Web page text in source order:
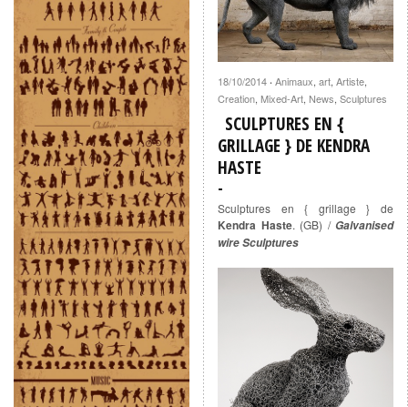
18/10/2014 · Animaux, art, Artiste,
Creation, Mixed-Art, News, Sculptures
SCULPTURES EN {
GRILLAGE } DE KENDRA
HASTE
Sculptures en { grillage } de
Kendra Haste. (GB) / Galvanised
wire Sculptures